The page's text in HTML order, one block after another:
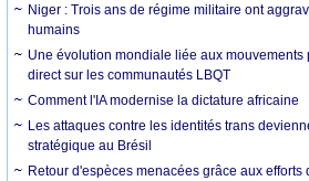
Niger : Trois ans de régime militaire ont
humains
Une évolution mondiale liée aux
direct sur les communautés LBQT
Comment l'IA modernise la dictature africaine
Les attaques contre les identités trans
stratégique au Brésil
Retour d'espèces menacées grâce aux efforts